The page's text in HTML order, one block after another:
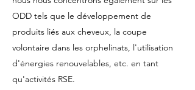
ODD tels que le développement de
produits liés aux cheveux, la coupe
volontaire dans les orphelinats, l'utilisation
d'énergies renouvelables, etc. en tant
qu'activités RSE.